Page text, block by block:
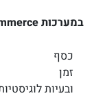
במערכות Ecommerce גדולות, זה יכול לחסוך:
כסף
זמן
ובעיות